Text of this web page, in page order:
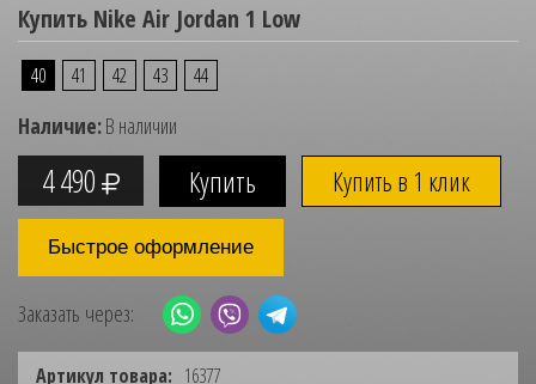
Купить Nike Air Jordan 1 Low
40 41 42 43 44
Наличие:В наличии
4 490 Купить в 1 клик
Быстрое оформление
Заказать через:
Артикул товара: 16377